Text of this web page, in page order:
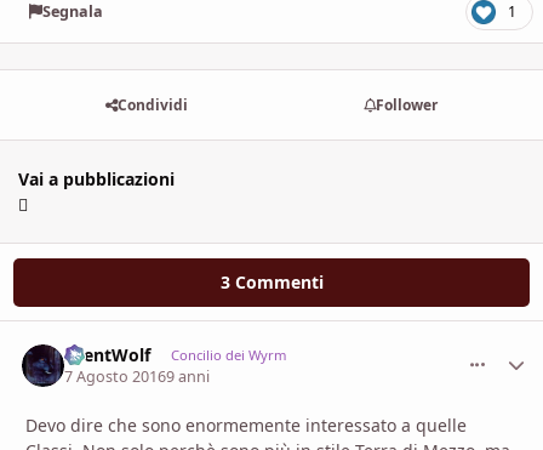
Segnala 1
Condividi Follower
Vai a pubblicazioni
3 Commenti
SilentWolf Concilio dei Wyrm
7 Agosto 20169 anni
Devo dire che sono enormemente interessato a quelle